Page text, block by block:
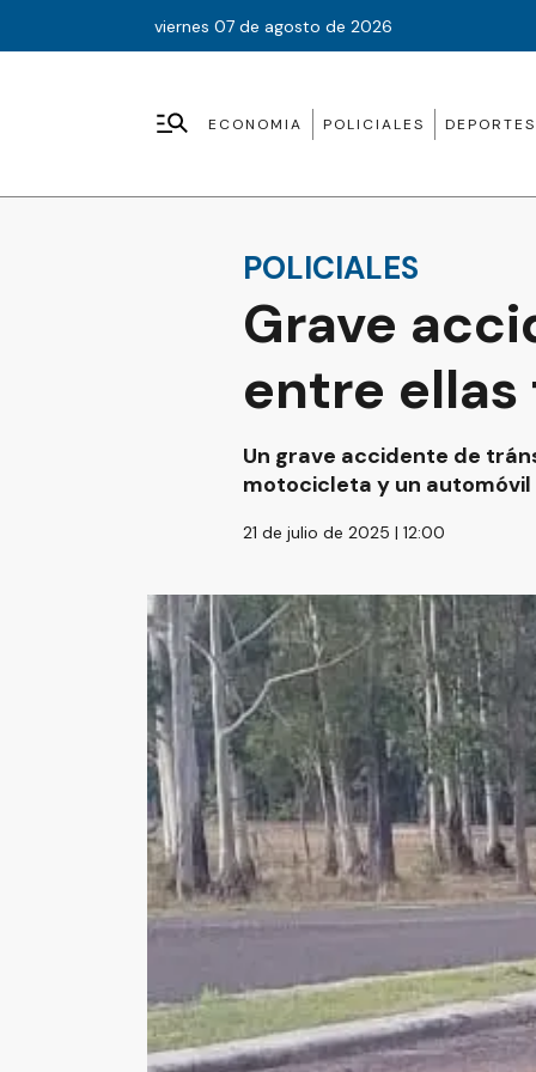
viernes 07 de agosto de 2026
ECONOMIA POLICIALES DEPORTES
POLICIALES
Grave
entre
Un grave accidente de
motocicleta y un automóvil
21 de julio de 2025 | 12:00